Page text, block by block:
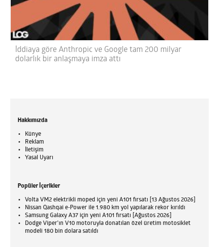
İddiaya göre Anthropic ve Google tam 200 milyar
dolarlık bir anlaşmaya imza attı
Hakkımızda
Künye
Reklam
İletişim
Yasal Uyarı
Popüler İçerikler
Volta VM2 elektrikli moped için yeni A101 fırsatı [13 Ağustos 2026]
Nissan Qashqai e-Power ile 1.980 km yol yapılarak rekor kırıldı
Samsung Galaxy A37 için yeni A101 fırsatı [Ağustos 2026]
Dodge Viper'ın V10 motoruyla donatılan özel üretim motosiklet
modeli 180 bin dolara satıldı